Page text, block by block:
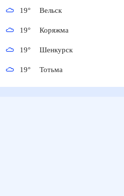
19° Вельск
19° Коряжма
19° Шенкурск
19° Тотьма